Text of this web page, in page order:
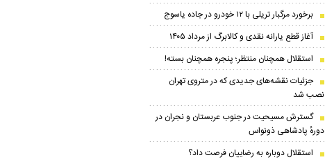
برخورد مرگبار تریلی با ۱۲ خودرو در جاده یاسوج
آغاز قطع یارانه نقدی و کالابرگ از مرداد ۱۴۰۵
استقلال همچنان منتظر؛ پنجره همچنان بسته!
جزئیات نقشه‌های جدیدی که در متروی تهران
نصب شد
گسترش مسیحیت در جنوب عربستان و نجران در
دورهٔ پادشاهی ذونواس
استقلال دوباره به رضاییان فرصت داد؟